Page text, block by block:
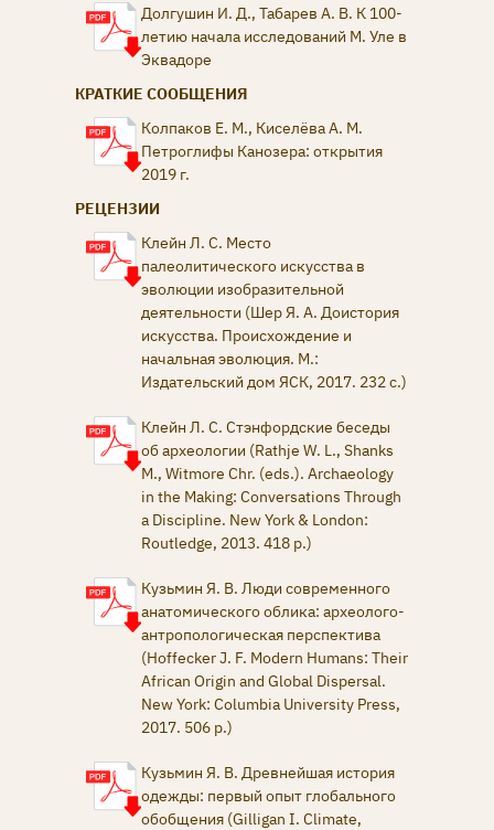
Долгушин И. Д., Табарев А. В. К 100-
летию начала исследований М. Уле в
Эквадоре
КРАТКИЕ СООБЩЕНИЯ
Колпаков Е. М., Киселёва А. М.
Петроглифы Канозера: открытия
2019 г.
РЕЦЕНЗИИ
Клейн Л. С. Место
палеолитического искусства в
эволюции изобразительной
деятельности (Шер Я. А. Доистория
искусства. Происхождение и
начальная эволюция. М.:
Издательский дом ЯСК, 2017. 232 с.)
Клейн Л. С. Стэнфордские беседы
об археологии (Rathje W. L., Shanks
M., Witmore Chr. (eds.). Archaeology
in the Making: Conversations Through
a Discipline. New York & London:
Routledge, 2013. 418 p.)
Кузьмин Я. В. Люди современного
анатомического облика: археолого-
антропологическая перспектива
(Hoffecker J. F. Modern Humans: Their
African Origin and Global Dispersal.
New York: Columbia University Press,
2017. 506 p.)
Кузьмин Я. В. Древнейшая история
одежды: первый опыт глобального
обобщения (Gilligan I. Climate,